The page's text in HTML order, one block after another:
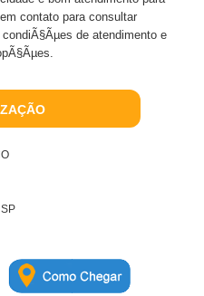
contato para consultar
de atendimento e